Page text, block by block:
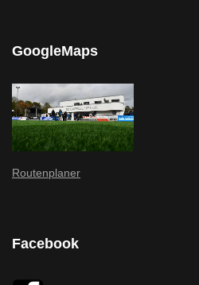
GoogleMaps
Routenplaner
Facebook